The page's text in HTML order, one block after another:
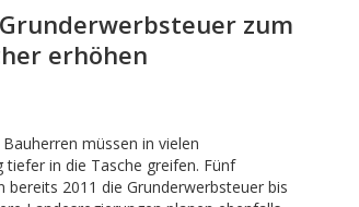
zum
erhöhen
müssen in vielen
tiefer in die Tasche greifen. Fünf
bereits 2011 die Grunderwerbsteuer bis